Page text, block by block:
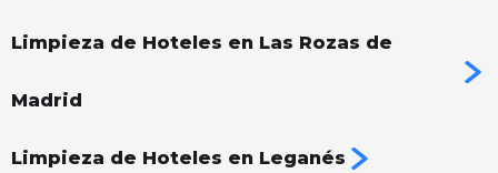
Limpieza de Hoteles en Las Rozas de
Madrid
Limpieza de Hoteles en Leganés